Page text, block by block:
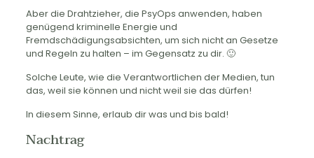
Aber die Drahtzieher, die PsyOps anwenden, haben
genügend kriminelle Energie und
Fremdschädigungsabsichten, um sich nicht an Gesetze
und Regeln zu halten – im Gegensatz zu dir. 🙂
Solche Leute, wie die Verantwortlichen der Medien, tun
das, weil sie können und nicht weil sie das dürfen!
In diesem Sinne, erlaub dir was und bis bald!
Nachtrag